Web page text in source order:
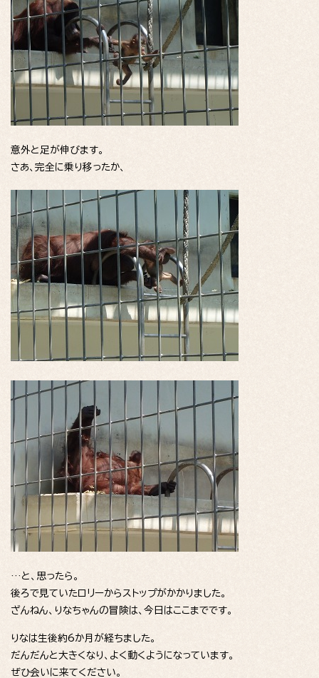
意外と足が伸びます。
さあ、完全に乗り移ったか、
…と、思ったら。
後ろで見ていたロリーからストップがかかりました。
ざんねん、りなちゃんの冒険は、今日はここまでです。
りなは生後約6か月が経ちました。
だんだんと大きくなり、よく動くようになっています。
ぜひ会いに来てください。